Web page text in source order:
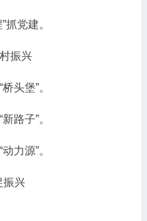
抓党建。
振兴
头堡”。
路子”。
力源”。
振兴